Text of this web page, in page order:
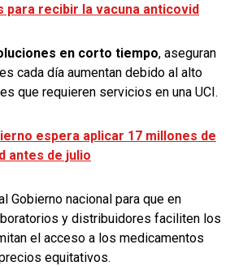
para recibir la vacuna anticovid
en corto tiempo, aseguran
cada día aumentan debido al alto
que requieren servicios en una UCI.
espera aplicar 17 millones de
antes de julio
Gobierno nacional para que en
y distribuidores faciliten los
el acceso a los medicamentos
equitativos.